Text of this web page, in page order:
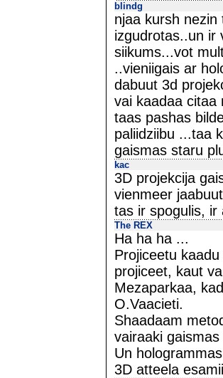
blindg
njaa kursh
izgudrotas..un ir
siikums...vot
..vieniigais ar
dabuut 3d
vai kaadaa citaa
taas pashas
paliidziibu ...taa
gaismas staru
kac
3D projekcija
vienmeer
tas ir spogulis, ir
The REX
Ha ha ha ...
Projiceetu
projiceet, kaut
Mezaparkaa,
O.Vaacieti.
Shaadaam
vairaaki
Un
3D atteela